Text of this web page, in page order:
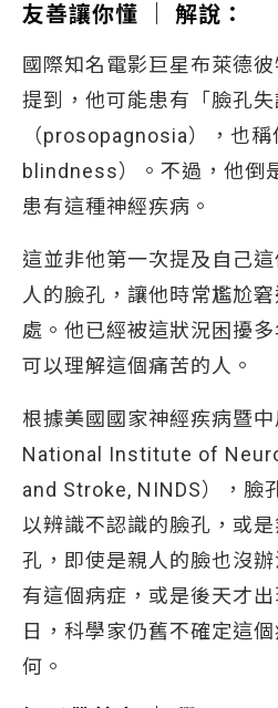
友善讓你懂 │ 解說：
國際知名電影巨星布萊德
提到，他可能患有「臉孔失
（prosopagnosia），也
blindness）。不過，他倒
患有這種神經疾病。
這並非他第一次提及自己
人的臉孔，讓他時常尷尬
處。他已經被這狀況困擾
可以理解這個痛苦的人。
根據美國國家神經疾病暨
National Institute of
and Stroke, NINDS），臉
以辨識不認識的臉孔，或
孔，即使是親人的臉也沒
有這個病症，或是後天才
日，科學家仍舊不確定這
何。